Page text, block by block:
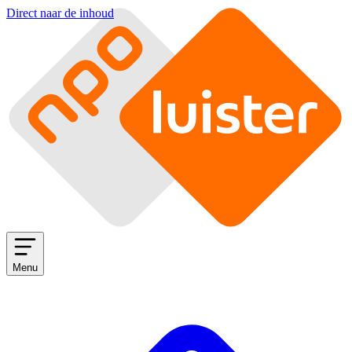
Direct naar de inhoud
Menu